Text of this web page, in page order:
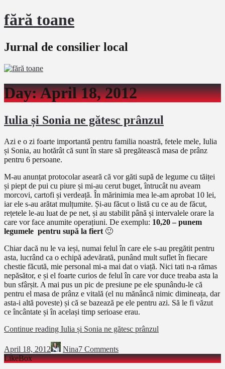
fără toane
Jurnal de consilier local
Day:April 18, 2012
Iulia și Sonia ne gătesc prânzul
Azi e o zi foarte importantă pentru familia noastră, fetele mele, Iulia
și Sonia, au hotărât că sunt în stare să pregătească masa de prânz
pentru 6 persoane.
M-au anunțat protocolar aseară că vor găti supă de legume cu tăiței
și piept de pui cu piure și mi-au cerut buget, întrucât nu aveam
morcovi, cartofi și verdeață. În mărinimia mea le-am aprobat 10 lei,
iar ele s-au arătat mulțumite. Și-au făcut o listă cu ce au de făcut,
rețetele le-au luat de pe net, și au stabilit până și intervalele orare la
care vor face anumite operațiuni. De exemplu: 10,20 – punem
legumele pentru supă la fiert 🙂
Chiar dacă nu le va ieși, numai felul în care ele s-au pregătit pentru
asta, lucrând ca o echipă adevărată, punând mult suflet în fiecare
chestie făcută, mie personal mi-a mai dat o viață. Nici tati n-a rămas
nepăsător, e și el foarte curios de felul în care vor duce treaba asta la
bun sfârșit. A mai pus un pic de presiune pe ele spunându-le că
pentru el masa de prânz e vitală (el nu mănâncă nimic dimineața, dar
asta-i altă poveste) și că se bazează pe ele pentru azi. Să le fi văzut
ce încântate și în același timp serioase erau.
Continue reading Iulia și Sonia ne gătesc prânzul
April 18, 2012 Nina7 Comments
LikeBox